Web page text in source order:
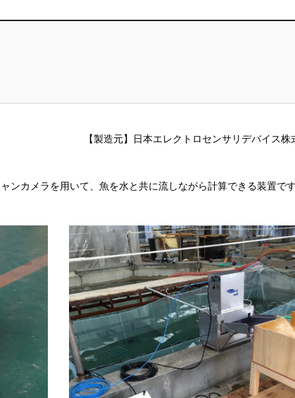
【製造元】日本エレクトロセンサリデバイス株
ンカメラを用いて、魚を水と共に流しながら計算できる装置で